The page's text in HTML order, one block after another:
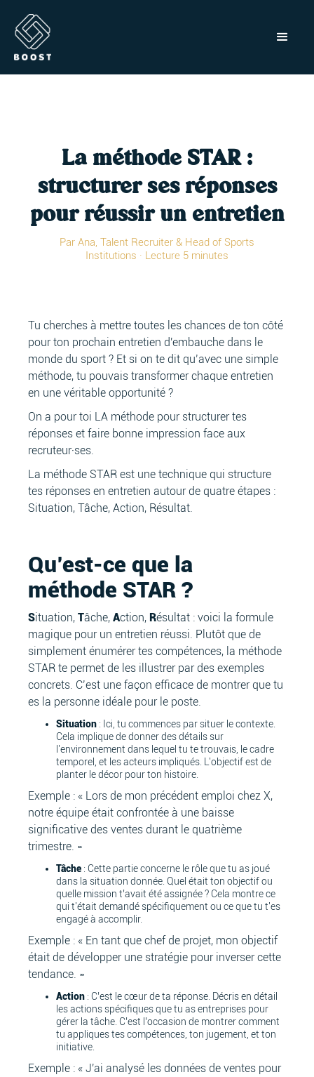
La méthode STAR :
structurer ses réponses
pour réussir un entretien
Par Ana, Talent Recruiter & Head of Sports
Institutions · Lecture 5 minutes
Tu cherches à mettre toutes les chances de ton côté
pour ton prochain entretien d'embauche dans le
monde du sport ? Et si on te dit qu’avec une simple
méthode, tu pouvais transformer chaque entretien
en une véritable opportunité ?
On a pour toi LA méthode pour structurer tes
réponses et faire bonne impression face aux
recruteur·ses.
La méthode STAR est une technique qui structure
tes réponses en entretien autour de quatre étapes :
Situation, Tâche, Action, Résultat.
Qu’est-ce que la
méthode STAR ?
Situation, Tâche, Action, Résultat : voici la formule
magique pour un entretien réussi. Plutôt que de
simplement énumérer tes compétences, la méthode
STAR te permet de les illustrer par des exemples
concrets. C’est une façon efficace de montrer que tu
es la personne idéale pour le poste.
Situation : Ici, tu commences par situer le contexte.
Cela implique de donner des détails sur
l'environnement dans lequel tu te trouvais, le cadre
temporel, et les acteurs impliqués. L'objectif est de
planter le décor pour ton histoire.
Exemple : « Lors de mon précédent emploi chez X,
notre équipe était confrontée à une baisse
significative des ventes durant le quatrième
trimestre. »
Tâche : Cette partie concerne le rôle que tu as joué
dans la situation donnée. Quel était ton objectif ou
quelle mission t’avait été assignée ? Cela montre ce
qui t'était demandé spécifiquement ou ce que tu t'es
engagé à accomplir.
Exemple : « En tant que chef de projet, mon objectif
était de développer une stratégie pour inverser cette
tendance. »
Action : C’est le cœur de ta réponse. Décris en détail
les actions spécifiques que tu as entreprises pour
gérer la tâche. C’est l’occasion de montrer comment
tu appliques tes compétences, ton jugement, et ton
initiative.
Exemple : « J'ai analysé les données de ventes pour